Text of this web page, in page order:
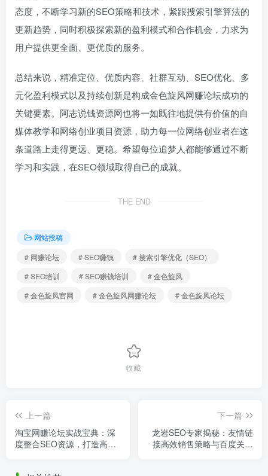
态度，不断学习新的SEO策略和技术，紧跟搜索引擎算法的
更新趋势，同时积极探索新的盈利模式和合作机会，力求为
用户提供更全面、更优质的服务。
总结来说，精准定位、优质内容、社群互动、SEO优化、多
元化盈利模式以及持续创新是构成金色旋风网赚论坛成功的
关键要素。阿志说钱资源网也将一如既往地提供有价值的自
媒体教学和网络创业项目资源，助力每一位网络创业者在这
条道路上走得更远、更稳。希望每位追梦人都能够通过不断
学习和实践，在SEO领域取得自己的成就。
THE END
网站投稿
# 网赚论坛
# SEO赚钱
# 搜索引擎优化（SEO）
# SEO培训
# SEO赚钱培训
# 金色旋风
# 金色旋风官网
# 金色旋风网赚论坛 # 金色旋风论坛
收藏
上一篇
淘宝网赚论坛实战宝典：深
度整合SEO资源，打造高效
下一篇
龙岩SEO专家揭秘：友情链
接高效销售策略与百度关键